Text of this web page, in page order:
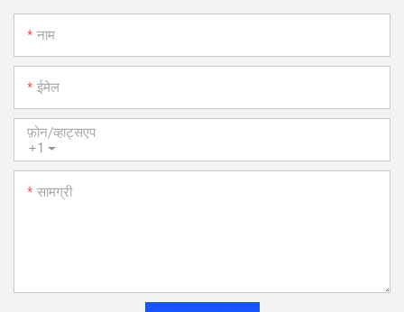
नाम
ईमेल
+1
फ़ोन/व्हाट्सएप
सामग्री